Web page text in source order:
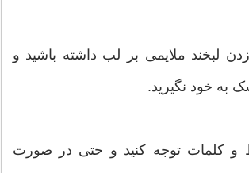
لبخند ملایمی بر لب داشته باشید و
به خود نگیرید.
و کلمات توجه کنید و حتی در صورت